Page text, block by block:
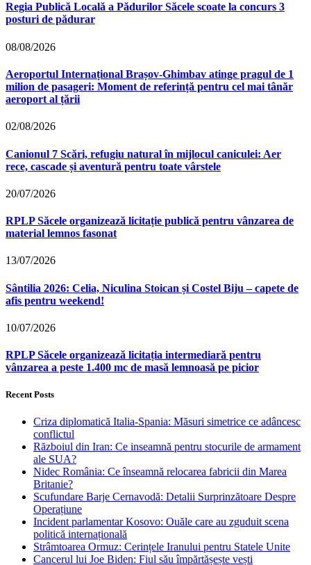
Regia Publică Locală a Pădurilor Săcele scoate la concurs 3
posturi de pădurar
08/08/2026
Aeroportul Internațional Brașov‑Ghimbav atinge pragul de 1
milion de pasageri: Moment de referință pentru cel mai tânăr
aeroport al țării
02/08/2026
Canionul 7 Scări, refugiu natural în mijlocul caniculei: Aer
rece, cascade și aventură pentru toate vârstele
20/07/2026
RPLP Săcele organizează licitație publică pentru vânzarea de
material lemnos fasonat
13/07/2026
Sântilia 2026: Celia, Niculina Stoican și Costel Biju – capete de
afis pentru weekend!
10/07/2026
RPLP Săcele organizează licitația intermediară pentru
vânzarea a peste 1.400 mc de masă lemnoasă pe picior
Recent Posts
Criza diplomatică Italia-Spania: Măsuri simetrice ce adâncesc
conflictul
Războiul din Iran: Ce inseamnă pentru stocurile de armament
ale SUA?
Nidec România: Ce înseamnă relocarea fabricii din Marea
Britanie?
Scufundare Barje Cernavodă: Detalii Surprinzătoare Despre
Operațiune
Incident parlamentar Kosovo: Ouăle care au zguduit scena
politică internațională
Strâmtoarea Ormuz: Cerințele Iranului pentru Statele Unite
Cancerul lui Joe Biden: Fiul său împărtășește vești